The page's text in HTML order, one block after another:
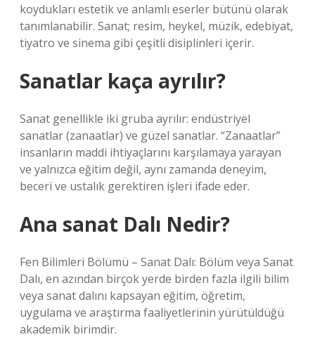
koydukları estetik ve anlamlı eserler bütünü olarak
tanımlanabilir. Sanat; resim, heykel, müzik, edebiyat,
tiyatro ve sinema gibi çeşitli disiplinleri içerir.
Sanatlar kaça ayrılır?
Sanat genellikle iki gruba ayrılır: endüstriyel
sanatlar (zanaatlar) ve güzel sanatlar. “Zanaatlar”
insanların maddi ihtiyaçlarını karşılamaya yarayan
ve yalnızca eğitim değil, aynı zamanda deneyim,
beceri ve ustalık gerektiren işleri ifade eder.
Ana sanat Dalı Nedir?
Fen Bilimleri Bölümü – Sanat Dalı: Bölüm veya Sanat
Dalı, en azından birçok yerde birden fazla ilgili bilim
veya sanat dalını kapsayan eğitim, öğretim,
uygulama ve araştırma faaliyetlerinin yürütüldüğü
akademik birimdir.